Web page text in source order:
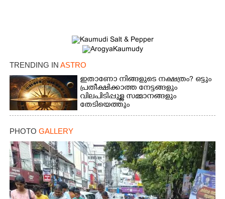
TRENDING IN ASTRO
ഇതാണോ നിങ്ങളുടെ നക്ഷത്രം? ഒട്ടും
പ്രതീക്ഷിക്കാത്ത നേട്ടങ്ങളും
വിലപിടിപ്പുള്ള സമ്മാനങ്ങളും
തേടിയെത്തും
PHOTO GALLERY